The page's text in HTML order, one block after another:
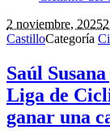
2 noviembre, 2025
CastilloCategoría
Saúl
Liga de
ganar una